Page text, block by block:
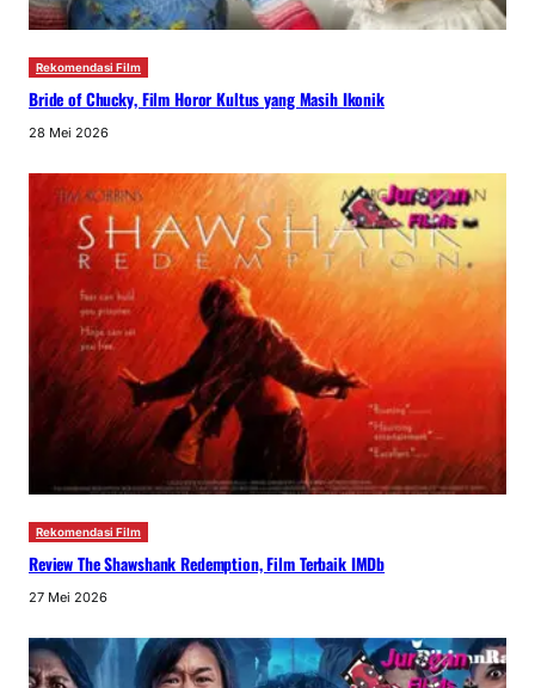
Rekomendasi Film
Bride of Chucky, Film Horor Kultus yang Masih Ikonik
28 Mei 2026
Rekomendasi Film
Review The Shawshank Redemption, Film Terbaik IMDb
27 Mei 2026